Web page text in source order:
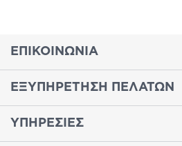
ΕΠΙΚΟΙΝΩΝΙΑ
ΕΞΥΠΗΡΕΤΗΣΗ ΠΕΛΑΤΩΝ
ΥΠΗΡΕΣΙΕΣ